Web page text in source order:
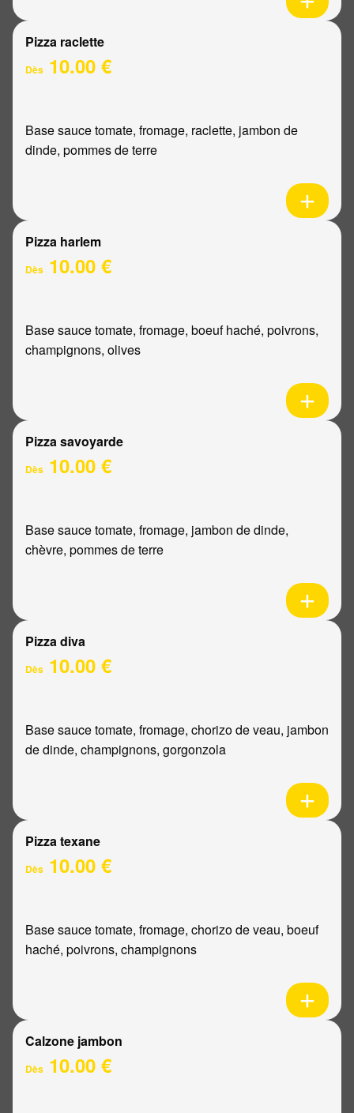
Pizza raclette
Dès 10.00 €
Base sauce tomate, fromage, raclette, jambon de
dinde, pommes de terre
Pizza harlem
Dès 10.00 €
Base sauce tomate, fromage, boeuf haché, poivrons,
champignons, olives
Pizza savoyarde
Dès 10.00 €
Base sauce tomate, fromage, jambon de dinde,
chèvre, pommes de terre
Pizza diva
Dès 10.00 €
Base sauce tomate, fromage, chorizo de veau, jambon
de dinde, champignons, gorgonzola
Pizza texane
Dès 10.00 €
Base sauce tomate, fromage, chorizo de veau, boeuf
haché, poivrons, champignons
Calzone jambon
Dès 10.00 €